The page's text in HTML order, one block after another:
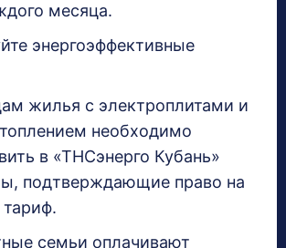
месяца.
энергоэффективные
жилья с электроплитами и
необходимо
в «ТНСэнерго Кубань»
подтверждающие право на
семьи оплачивают